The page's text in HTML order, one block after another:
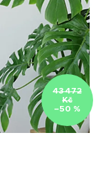
43 472
Kč
–50 %